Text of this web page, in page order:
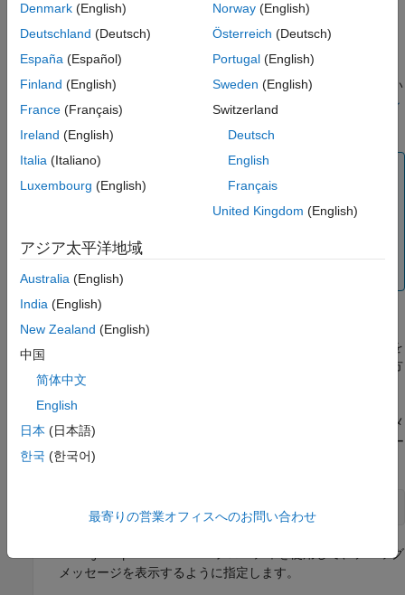
DOM API には、レポート メッセージの送信および表示を処理す
MATLAB®イベントとリスナーを使用して送信されます。メッセ
ージは指定された DOM オブジェクトのイベント データに基づい
て送信されます。イベントとリスナーの紹介については、
イベン
メモ
メッセージ ディスパッチャーを作成すると、DOM API は
現在の MATLAB セッションが終了するまでディスパッチ
オブジェクトの報告が重複するのを避けるには、メッセー
この例では、既定の DOM デバッグ メッセージを表示する方法を
説明します。他の種類の DOM レポート メッセージを表示する方
法と同様の方法を使用します。
MessageDispatcher.getTheDispatcher
メソッドを使用してメ
ッセージ ディスパッチャーを作成します。すべてのメッセー
ジに対して同じディスパッチャーを使用します。
プロパティを使用して、デバッグ
メッセージを表示するように指定します。
Denmark (English)
Deutschland (Deutsch)
España (Español)
Finland (English)
France (Français)
Ireland (English)
Italia (Italiano)
Luxembourg (English)
Norway(English)
Österreich (Deutsch)
Portugal(English)
Sweden (English)
Switzerland
Deutsch
English
Français
United Kingdom (English)
アジア太平洋地域
Australia (English)
India (English)
New Zealand (English)
中国
简体中文
English
日本 (日本語)
한국 (한국어)
最寄りの営業オフィスへのお問い合わせ